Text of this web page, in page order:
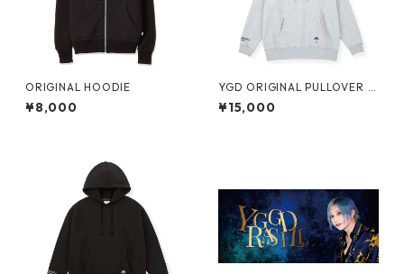
ORIGINAL HOODIE
¥8,000
YGD ORIGINAL PULLOVER H
OODIE【GREY】
¥15,000